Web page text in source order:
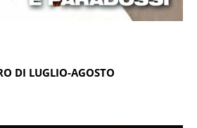
DI LUGLIO-AGOSTO